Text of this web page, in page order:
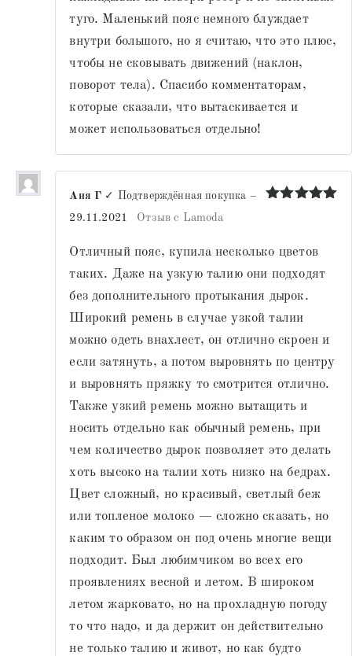
туго. Маленький пояс немного блуждает
внутри большого, но я считаю, что это плюс,
чтобы не сковывать движений (наклон,
поворот тела). Спасибо комментаторам,
которые сказали, что вытаскивается и
может использоваться отдельно!
Аня Г ✓ Подтверждённая покупка –
29.11.2021
Отзыв с Lamoda
Отличный пояс, купила несколько цветов
таких. Даже на узкую талию они подходят
без дополнительного протыкания дырок.
Широкий ремень в случае узкой талии
можно одеть внахлест, он отлично скроен и
если затянуть, а потом выровнять по центру
и выровнять пряжку то смотрится отлично.
Также узкий ремень можно вытащить и
носить отдельно как обычный ремень, при
чем количество дырок позволяет это делать
хоть высоко на талии хоть низко на бедрах.
Цвет сложный, но красивый, светлый беж
или топленое молоко — сложно сказать, но
каким то образом он под очень многие вещи
подходит. Был любимчиком во всех его
проявлениях весной и летом. В широком
летом жарковато, но на прохладную погоду
то что надо, и да держит он действительно
не только талию и живот, но как будто